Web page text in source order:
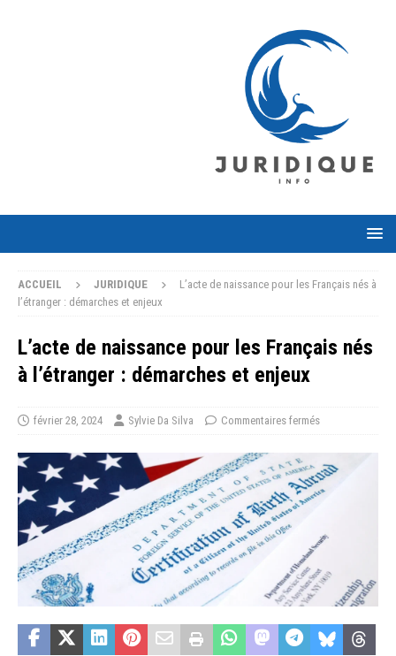
ACCUEIL JURIDIQUE
L’acte de naissance pour les Français nés à
l’étranger : démarches et enjeux
L’acte de naissance pour les Français nés
à l’étranger : démarches et enjeux
février 28, 2024 Sylvie Da Silva Commentaires fermés